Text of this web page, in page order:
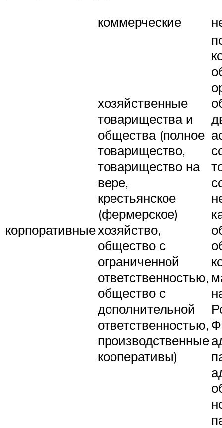
коммерческие
корпоративные
хозяйственные
товарищества и
общества (полное
товарищество,
товарищество на
вере,
крестьянское
(фермерское)
хозяйство,
общество с
ограниченной
ответственностью,
общество с
дополнительной
ответственностью,
производственные
кооперативы)